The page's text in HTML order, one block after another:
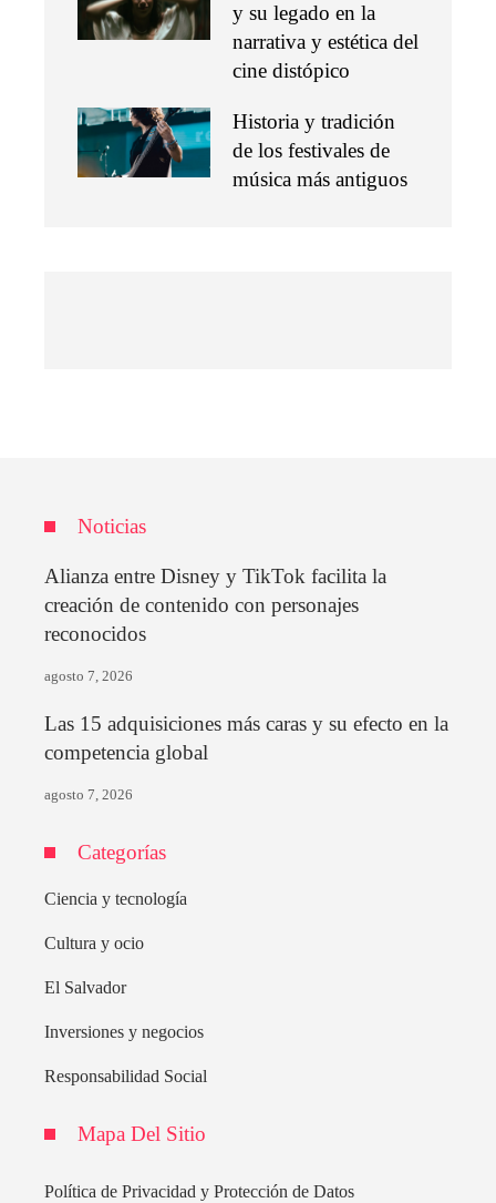
y su legado en la
narrativa y estética del
cine distópico
Historia y tradición
de los festivales de
música más antiguos
Noticias
Alianza entre Disney y TikTok facilita la
creación de contenido con personajes
reconocidos
agosto 7, 2026
Las 15 adquisiciones más caras y su efecto en la
competencia global
agosto 7, 2026
Categorías
Ciencia y tecnología
Cultura y ocio
El Salvador
Inversiones y negocios
Responsabilidad Social
Mapa Del Sitio
Política de Privacidad y Protección de Datos